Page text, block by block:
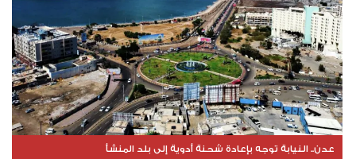
عدن.. النيابة توجه بإعادة شحنة أدوية إلى بلد المنشأ